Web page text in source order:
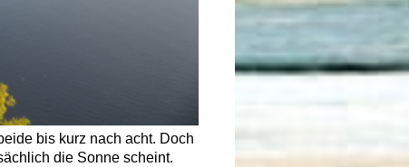
bis kurz nach acht. Doch
die Sonne scheint.